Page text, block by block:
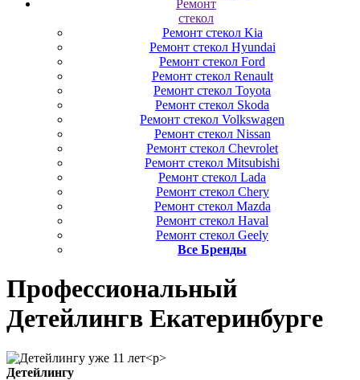
Ремонт
стекол
Ремонт стекол Kia
Ремонт стекол Hyundai
Ремонт стекол Ford
Ремонт стекол Renault
Ремонт стекол Toyota
Ремонт стекол Skoda
Ремонт стекол Volkswagen
Ремонт стекол Nissan
Ремонт стекол Chevrolet
Ремонт стекол Mitsubishi
Ремонт стекол Lada
Ремонт стекол Chery
Ремонт стекол Mazda
Ремонт стекол Haval
Ремонт стекол Geely
Все Бренды
Профессиональный
Детейлингв Екатеринбурге
Детейлингу